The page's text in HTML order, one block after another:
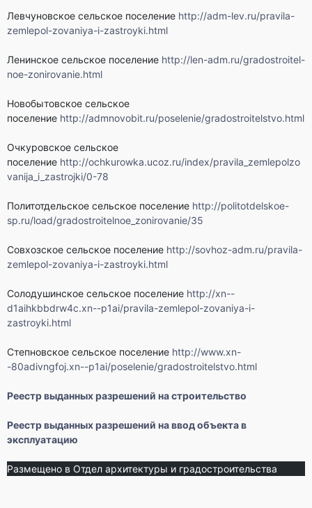
Левчуновское сельское поселение http://adm-lev.ru/pravila-
zemlepol-zovaniya-i-zastroyki.html
Ленинское сельское поселение http://len-adm.ru/gradostroitel-
noe-zonirovanie.html
Новобытовское сельское
поселение http://admnovobit.ru/poselenie/gradostroitelstvo.html
Очкуровское сельское
поселение http://ochkurowka.ucoz.ru/index/pravila_zemlepolzo
vanija_i_zastrojki/0-78
Политотдельское сельское поселение http://politotdelskoe-
sp.ru/load/gradostroitelnoe_zonirovanie/35
Совхозское сельское поселение http://sovhoz-adm.ru/pravila-
zemlepol-zovaniya-i-zastroyki.html
Солодушинское сельское поселение http://xn--
d1aihkbbdrw4c.xn--p1ai/pravila-zemlepol-zovaniya-i-
zastroyki.html
Степновское сельское поселение http://www.xn-
-80adivngfoj.xn--p1ai/poselenie/gradostroitelstvo.html
Реестр выданных разрешений на строительство
Реестр выданных разрешений на ввод объекта в
эксплуатацию
Размещено в Отдел архитектуры и градостроительства